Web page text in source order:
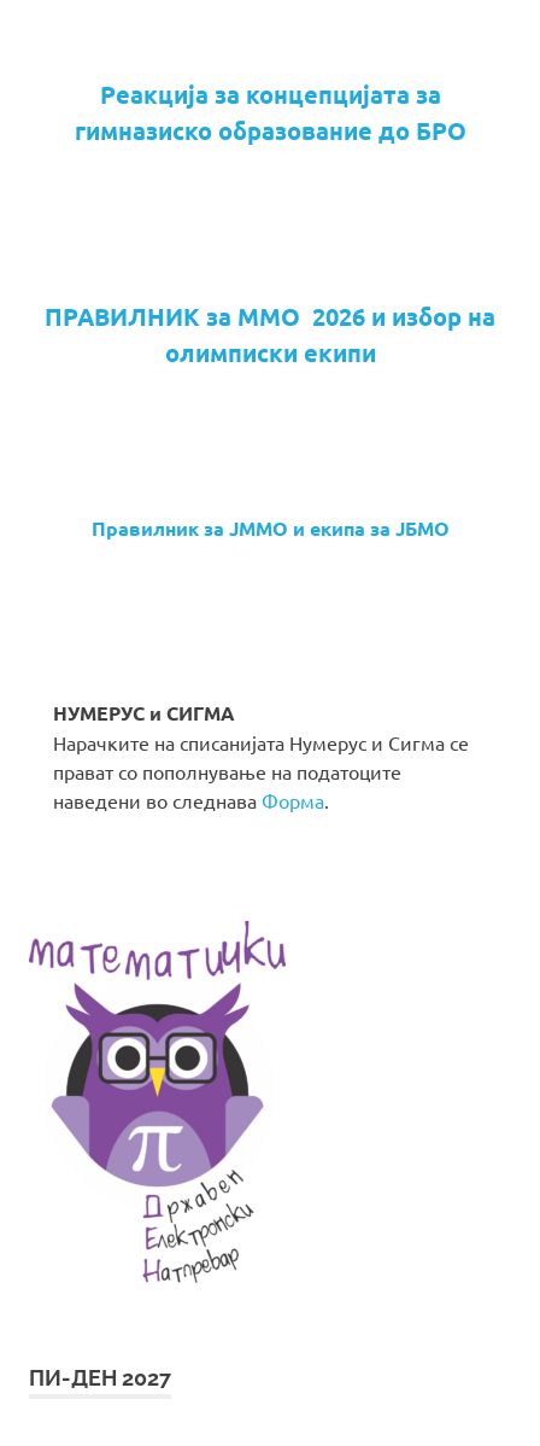
Реакција за концепцијата за
гимназиско образование до БРО
ПРАВИЛНИК за ММО 2026 и избор на
олимписки екипи
Правилник за ЈММО и екипа за ЈБМО
НУМЕРУС и СИГМА
Нарачките на списанијата Нумерус и Сигма се
прават со пополнување на податоците
наведени во следнава Форма
ПИ-ДЕН 2027